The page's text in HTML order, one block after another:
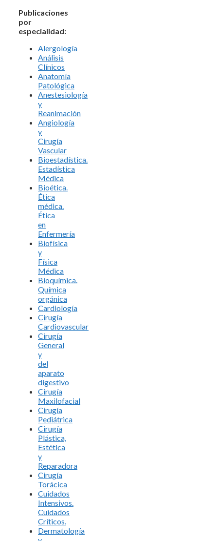
Publicaciones
por
especialidad:
Alergología
Análisis
Clínicos
Anatomía
Patológica
Anestesiología
y
Reanimación
Angiología
y
Cirugía
Vascular
Bioestadística.
Estadística
Médica
Bioética.
Ética
médica.
Ética
en
Enfermería
Biofísica
y
Física
Médica
Bioquímica.
Química
orgánica
Cardiología
Cirugía
Cardiovascular
Cirugía
General
y
del
aparato
digestivo
Cirugía
Maxilofacial
Cirugía
Pediátrica
Cirugía
Plástica,
Estética
y
Reparadora
Cirugía
Torácica
Cuidados
Intensivos.
Cuidados
Críticos.
Dermatología